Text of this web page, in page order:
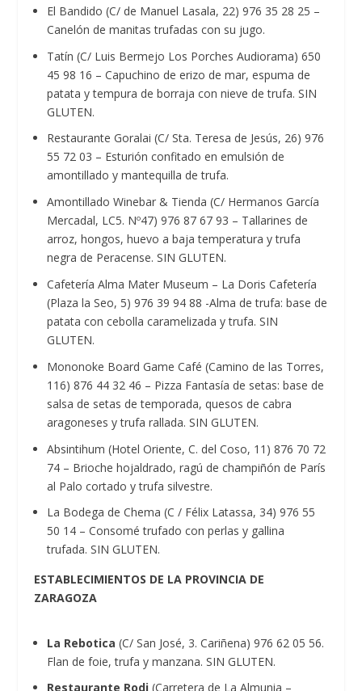
El Bandido (C/ de Manuel Lasala, 22) 976 35 28 25 –
Canelón de manitas trufadas con su jugo.
Tatín (C/ Luis Bermejo Los Porches Audiorama) 650
45 98 16 – Capuchino de erizo de mar, espuma de
patata y tempura de borraja con nieve de trufa. SIN
GLUTEN.
Restaurante Goralai (C/ Sta. Teresa de Jesús, 26) 976
55 72 03 – Esturión confitado en emulsión de
amontillado y mantequilla de trufa.
Amontillado Winebar & Tienda (C/ Hermanos García
Mercadal, LC5. Nº47) 976 87 67 93 – Tallarines de
arroz, hongos, huevo a baja temperatura y trufa
negra de Peracense. SIN GLUTEN.
Cafetería Alma Mater Museum – La Doris Cafetería
(Plaza la Seo, 5) 976 39 94 88 -Alma de trufa: base de
patata con cebolla caramelizada y trufa. SIN
GLUTEN.
Mononoke Board Game Café (Camino de las Torres,
116) 876 44 32 46 – Pizza Fantasía de setas: base de
salsa de setas de temporada, quesos de cabra
aragoneses y trufa rallada. SIN GLUTEN.
Absintihum (Hotel Oriente, C. del Coso, 11) 876 70 72
74 – Brioche hojaldrado, ragú de champiñón de París
al Palo cortado y trufa silvestre.
La Bodega de Chema (C / Félix Latassa, 34) 976 55
50 14 – Consomé trufado con perlas y gallina
trufada. SIN GLUTEN.
ESTABLECIMIENTOS DE LA PROVINCIA DE
ZARAGOZA
La Rebotica (C/ San José, 3. Cariñena) 976 62 05 56.
Flan de foie, trufa y manzana. SIN GLUTEN.
Restaurante Rodi (Carretera de La Almunia –